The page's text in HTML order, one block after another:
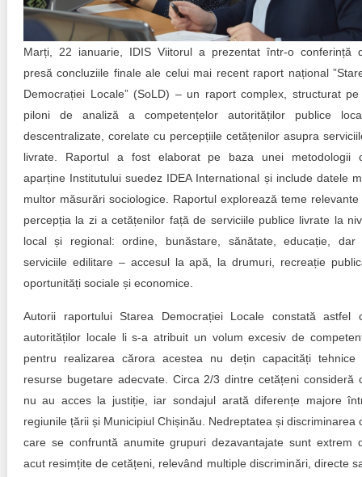
Buletin EU-STRAT
Aplică la BUNELE PRACTICI
Transparența întreprinderilor de stat
Cele mai bune și cele mai proaste politici locale din
Moldova
Democrația, independența și transparența instituțiilor
publice-cheie din Moldova
Achizițiile publice în vizorul societății civile
Marți, 22 ianuarie, IDIS Viitorul a prezentat într-o conferință
presă concluziile finale ale celui mai recent raport național
Democrației Locale” (SoLD) – un raport complex, structurat
piloni de analiză a competențelor autorităților publice
descentralizate, corelate cu percepțiile cetățenilor asupra
livrate. Raportul a fost elaborat pe baza unei metodologii
aparține Institutului suedez IDEA International și include datele
multor măsurări sociologice. Raportul explorează teme relevante
percepția la zi a cetățenilor față de serviciile publice livrate la
local și regional: ordine, bunăstare, sănătate, educație, dar
serviciile edilitare – accesul la apă, la drumuri, recreație
oportunități sociale și economice.
Autorii raportului Starea Democrației Locale constată astfel
autorităților locale li s-a atribuit un volum excesiv de
pentru realizarea cărora acestea nu dețin capacități tehnice
resurse bugetare adecvate. Circa 2/3 dintre cetățeni consideră
nu au acces la justiție, iar sondajul arată diferențe majore
regiunile țării și Municipiul Chișinău. Nedreptatea și discriminarea
care se confruntă anumite grupuri dezavantajate sunt extrem
acut resimțite de cetățeni, relevând multiple discriminări, directe